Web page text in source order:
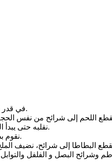
في قدر كبيرة نضع 4 ملاعق طعام من الزيت والثوم ونضعه على النار.
نقلبه حتى يبدأ اللحم بتغيير اللون ثم نضيف الكركم وكأسين من الماء ونغطيه.
نقوم بطهي اللحم لمدة 20 دقيقة ثم نصب كل شيء في طبق الفرن.